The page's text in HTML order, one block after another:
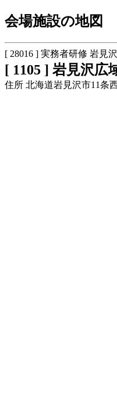
会場施設の地図
[ 28016 ] 実務者研修 岩見
[ 1105 ] 岩見沢広
住所 北海道岩見沢市11条